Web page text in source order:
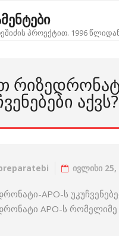
პროექტით. 1996
ᲐᲥᲕᲡ?
ივლისი 25,
APO-ს
APO-ს რომელიმე